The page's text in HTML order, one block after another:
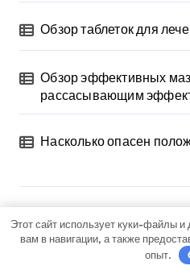
Обзор таблеток для
Обзор эффективных
рассасывающим
Насколько опасен
Архив
Этот сайт использует куки-файлы и
вам в навигации, а также
опыт.